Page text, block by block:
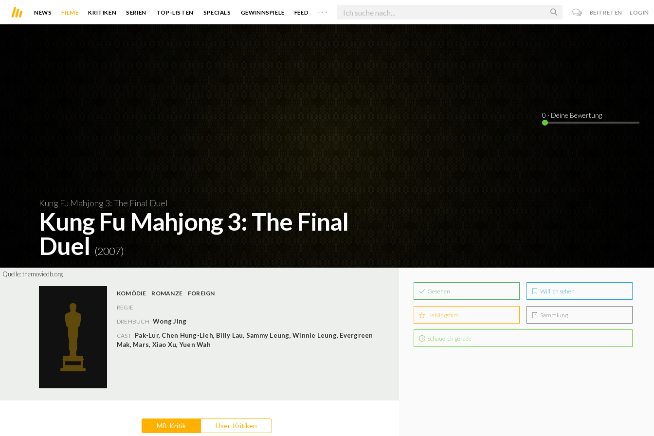
NEWS FILME KRITIKEN SERIEN TOP-LISTEN SPECIALS GEWINNSPIELE FEED . . . BEITRETEN LOGIN
Kung Fu Mahjong 3: The Final Duel
Kung Fu Mahjong 3: The Final
Duel (2007)
0 · Deine Bewertung
Quelle:themoviedb.org
KOMÖDIE ROMANZE
FOREIGN
REGIE
DREHBUCH Wong Jing
CAST Pak-Lur, Chen Hung-Lieh, Billy Lau, Sammy Leung,Winnie Leung, Evergreen
Mak, Mars, Xiao Xu,Yuen Wah
MB-Kritik User-Kritiken
Gesehen Will ich sehen
Lieblingsfilm Sammlung
Schaue ich gerade